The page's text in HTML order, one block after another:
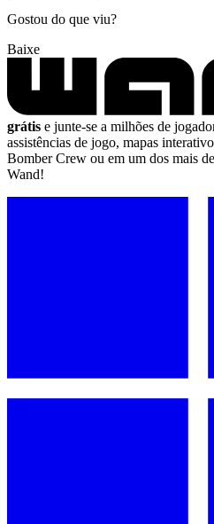
Gostou do que viu?
Baixe
grátis e junte-se a milhões de
assistências de jogo, mapas
Bomber Crew ou em um dos mais
Wand!